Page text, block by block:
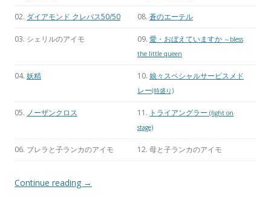
02. ダイアモンド クレバス50/50 08. 蒼のエーテル
03. シェリルのアイモ 09. 愛・おぼえていますか ～bless
the little queen
04. 妖精 10. 娘々スペシャルサービスメド
レー(特盛り)
05. ノーザンクロス 11. トライアングラー (fight on
stage)
06. ブレラと子ランカのアイモ 12. 母と子ランカのアイモ
Continue reading →